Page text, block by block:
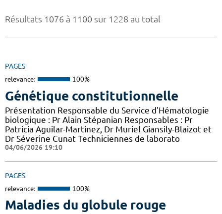
Résultats 1076 à 1100 sur 1228 au total
PAGES
relevance: 100%
Génétique constitutionnelle
Présentation Responsable du Service d'Hématologie
biologique : Pr Alain Stépanian Responsables : Pr
Patricia Aguilar-Martinez, Dr Muriel Giansily-Blaizot et
Dr Séverine Cunat Techniciennes de laborato
04/06/2026 19:10
PAGES
relevance: 100%
Maladies du globule rouge